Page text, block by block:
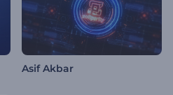
Asif Akbar